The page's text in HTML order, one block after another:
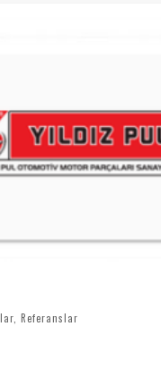
Referanslar